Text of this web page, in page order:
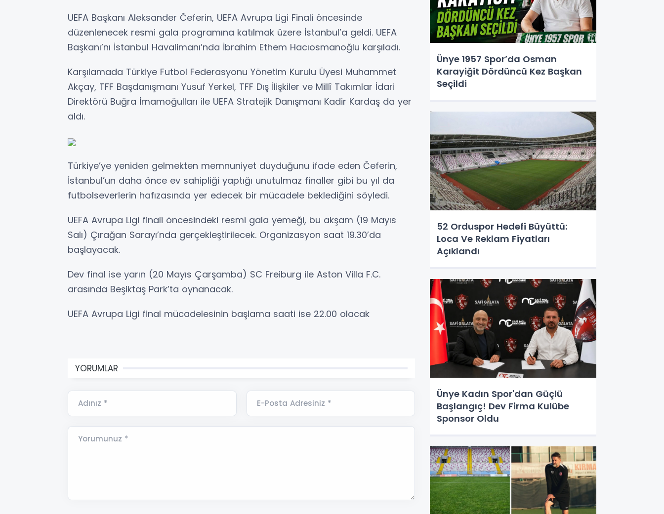
UEFA Başkanı Aleksander Čeferin, UEFA Avrupa Ligi Finali öncesinde
düzenlenecek resmi gala programına katılmak üzere İstanbul’a geldi. UEFA
Başkanı’nı İstanbul Havalimanı’nda İbrahim Ethem Hacıosmanoğlu karşıladı.
Karşılamada Türkiye Futbol Federasyonu Yönetim Kurulu Üyesi Muhammet
Akçay, TFF Başdanışmanı Yusuf Yerkel, TFF Dış İlişkiler ve Millî Takımlar İdari
Direktörü Buğra İmamoğulları ile UEFA Stratejik Danışmanı Kadir Kardaş da yer
aldı.
Türkiye’ye yeniden gelmekten memnuniyet duyduğunu ifade eden Čeferin,
İstanbul’un daha önce ev sahipliği yaptığı unutulmaz finaller gibi bu yıl da
futbolseverlerin hafızasında yer edecek bir mücadele beklediğini söyledi.
UEFA Avrupa Ligi finali öncesindeki resmi gala yemeği, bu akşam (19 Mayıs
Salı) Çırağan Sarayı’nda gerçekleştirilecek. Organizasyon saat 19.30’da
başlayacak.
Dev final ise yarın (20 Mayıs Çarşamba) SC Freiburg ile Aston Villa F.C.
arasında Beşiktaş Park’ta oynanacak.
UEFA Avrupa Ligi final mücadelesinin başlama saati ise 22.00 olacak
YORUMLAR
Adınız * E-Posta Adresiniz *
Yorumunuz *
Ünye 1957 Spor’da Osman
Karayiğit Dördüncü Kez Başkan
Seçildi
52 Orduspor Hedefi Büyüttü:
Loca Ve Reklam Fiyatları
Açıklandı
Ünye Kadın Spor'dan Güçlü
Başlangıç! Dev Firma Kulübe
Sponsor Oldu